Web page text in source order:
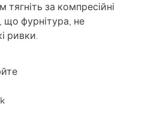
тягніть за компресійні
фурнітура, не
ривки.